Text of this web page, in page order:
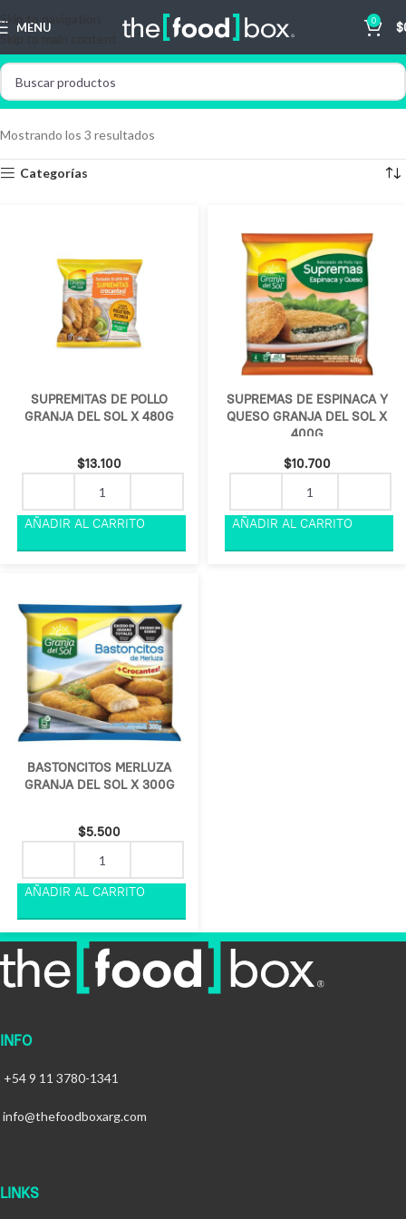
Skip to navigation
Skip to main content
MENU 0 $
Mostrando los 3 resultados
Categorías
SUPREMITAS DE POLLO
GRANJA DEL SOL X 480G
$13.100
SUPREMAS DE ESPINACA Y
QUESO GRANJA DEL SOL X
400G
$10.700
BASTONCITOS MERLUZA
GRANJA DEL SOL X 300G
$5.500
INFO
+54 9 11 3780-1341
info@thefoodboxarg.com
LINKS